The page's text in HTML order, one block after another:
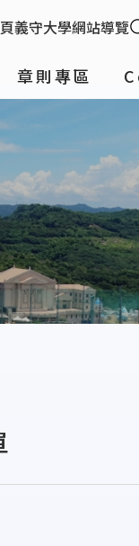
義守大學網站導覽
章則專區